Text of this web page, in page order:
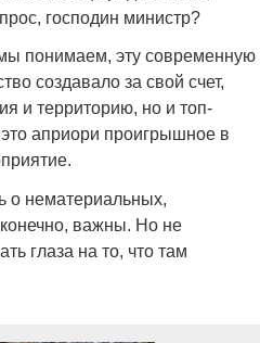
господин министр?
понимаем, эту современную
создавало за свой счет,
и территорию, но и топ-
априори проигрышное в
о нематериальных,
важны. Но не
глаза на то, что там